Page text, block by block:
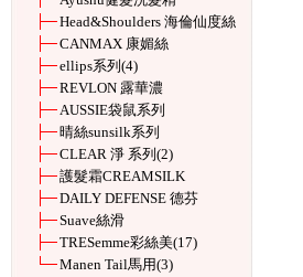
Head&Shoulders 海倫仙度絲
CANMAX 康媚絲
ellips系列 (4)
REVLON 露華濃
AUSSIE袋鼠系列
晴絲sunsilk系列
CLEAR 淨 系列 (2)
護髮霜CREAMSILK
DAILY DEFENSE 德芬
Suave絲滑
TRESemme彩絲美(17)
Manen Tail馬用(3)